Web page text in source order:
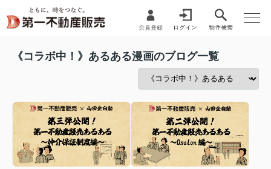
《コラボ中！》あるある漫画のブログ一覧